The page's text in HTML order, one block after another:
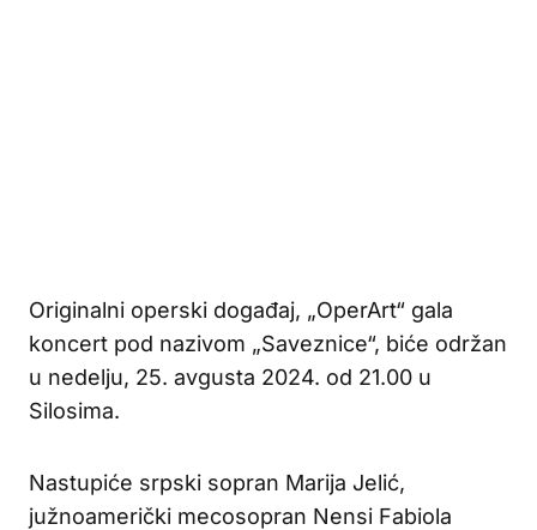
Originalni operski događaj, „OperArt“ gala
koncert pod nazivom „Saveznice“, biće održan
u nedelju, 25. avgusta 2024. od 21.00 u
Silosima.
Nastupiće srpski sopran Marija Jelić,
južnoamerički mecosopran Nensi Fabiola